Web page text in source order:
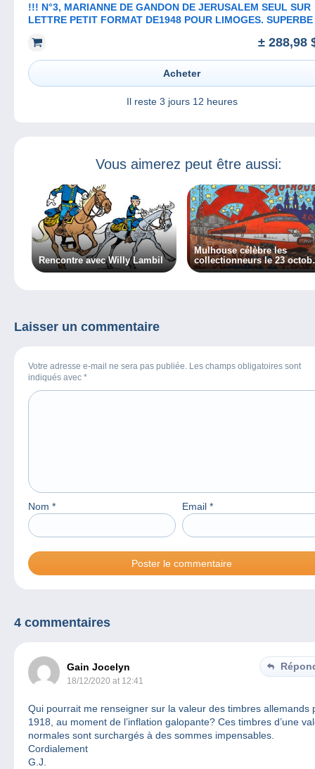
!!! N°3, MARIANNE DE GANDON DE JERUSALEM SEUL SUR
LETTRE PETIT FORMAT DE1948 POUR LIMOGES. SUPERBE
± 288,98
Acheter
Il reste 3 jours 12 heures
Vous aimerez peut être aussi:
Rencontre avec Willy Lambil
Mulhouse célèbre les
collectionneurs le 23 octobre
!
Laisser un commentaire
Votre adresse e-mail ne sera pas publiée. Les champs obligatoires sont
indiqués avec *
Nom * Email *
4 commentaires
Gain Jocelyn
18/12/2020 at 12:41
Qui pourrait me renseigner sur la valeur des timbres allemands
1918, au moment de l’inflation galopante? Ces timbres d’une
normales sont surchargés à des sommes impensables.
Cordialement
G.J.